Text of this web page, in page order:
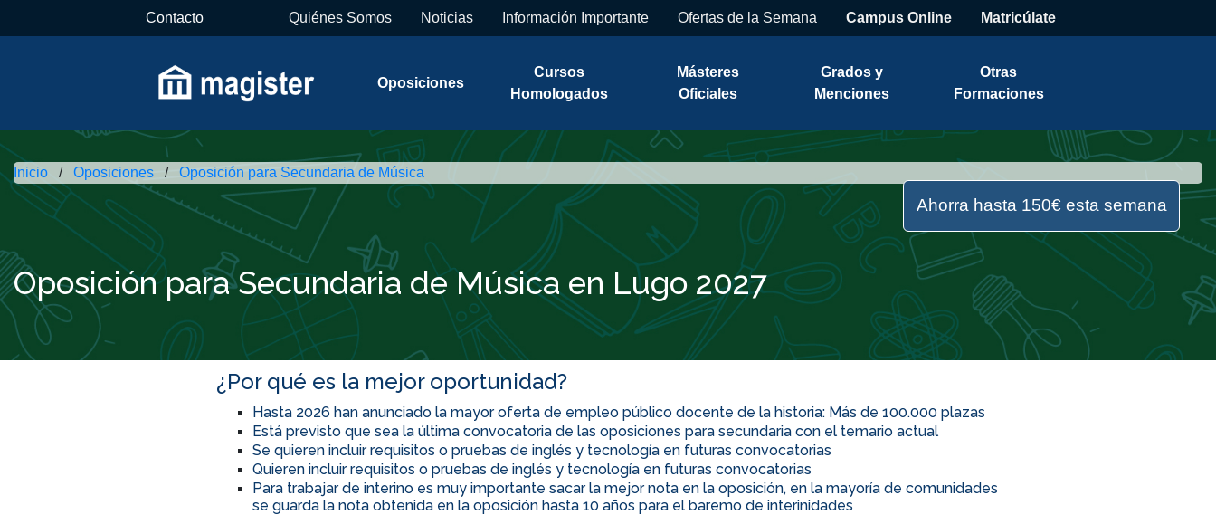
Contacto Quiénes Somos Noticias Información Importante Ofertas de la Semana Campus Online Matricúlate
Oposiciones
Cursos
Homologados
Másteres
Oficiales
Grados y
Menciones
Otras
Formaciones
Inicio Oposiciones Oposición para Secundaria de Música
Ahorra hasta 150€ esta semana
Oposición para Secundaria de Música en Lugo 2027
¿Por qué es la mejor oportunidad?
Hasta 2026 han anunciado la mayor oferta de empleo público docente de la historia: Más de 100.000 plazas
Está previsto que sea la última convocatoria de las oposiciones para secundaria con el temario actual
Se quieren incluir requisitos o pruebas de inglés y tecnología en futuras convocatorias
Quieren incluir requisitos o pruebas de inglés y tecnología en futuras convocatorias
Para trabajar de interino es muy importante sacar la mejor nota en la oposición, en la mayoría de comunidades
se guarda la nota obtenida en la oposición hasta 10 años para el baremo de interinidades